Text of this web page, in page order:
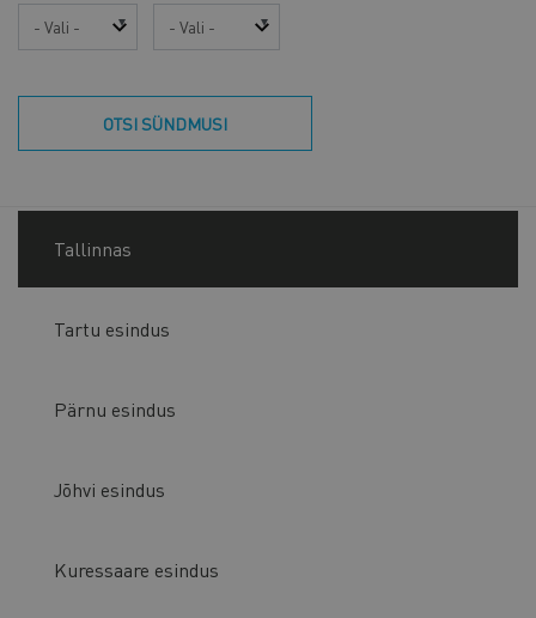
Aasta Kuu
OTSI SÜNDMUSI
Tallinnas
Tartu esindus
Pärnu esindus
Jõhvi esindus
Kuressaare esindus